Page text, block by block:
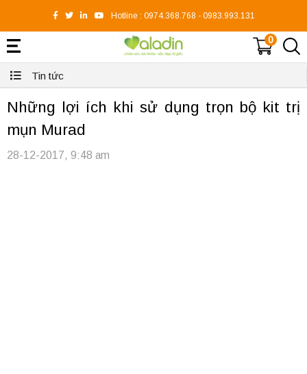
Hotline : 0974.368.768 - 0983.993.131
0
Tin tức
Những lợi ích khi sử dụng trọn bộ kit trị
mụn Murad
28-12-2017, 9:48 am